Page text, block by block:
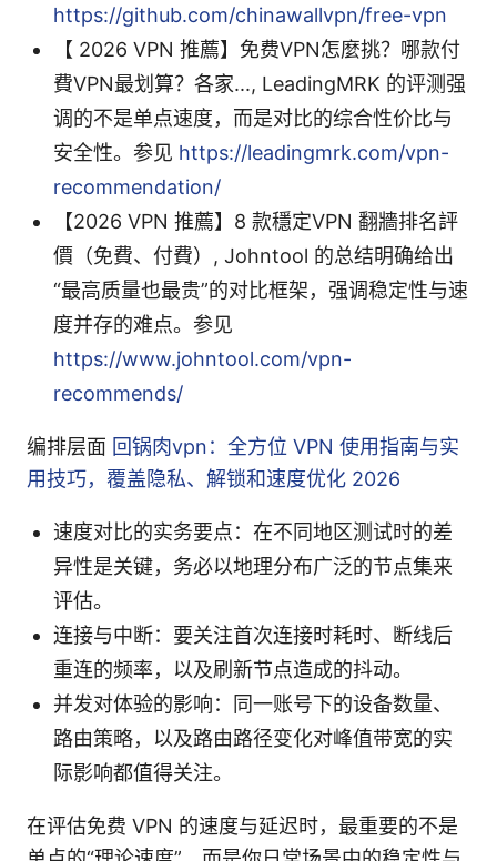
https://github.com/chinawallvpn/free-vpn
【 2026 VPN 推薦】免费VPN怎麼挑？哪款付
費VPN最划算？各家..., LeadingMRK 的评测强
调的不是单点速度，而是对比的综合性价比与
安全性。参见 https://leadingmrk.com/vpn-
recommendation/
【2026 VPN 推薦】8 款穩定VPN 翻牆排名評
價（免費、付費）, Johntool 的总结明确给出
“最高质量也最贵”的对比框架，强调稳定性与速
度并存的难点。参见
https://www.johntool.com/vpn-
recommends/
编排层面 回锅肉vpn：全方位 VPN 使用指南与实
用技巧，覆盖隐私、解锁和速度优化 2026
速度对比的实务要点：在不同地区测试时的差
异性是关键，务必以地理分布广泛的节点集来
评估。
连接与中断：要关注首次连接时耗时、断线后
重连的频率，以及刷新节点造成的抖动。
并发对体验的影响：同一账号下的设备数量、
路由策略，以及路由路径变化对峰值带宽的实
际影响都值得关注。
在评估免费 VPN 的速度与延迟时，最重要的不是